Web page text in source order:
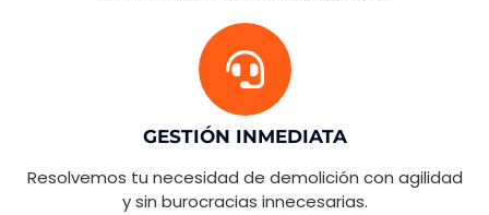
GESTIÓN INMEDIATA
Resolvemos tu necesidad de demolición con agilidad
y sin burocracias innecesarias.